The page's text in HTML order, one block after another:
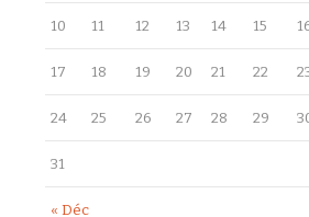
« Déc
10 11 12 13 14 15
17 18 19 20 21 22
24 25 26 27 28 29
31